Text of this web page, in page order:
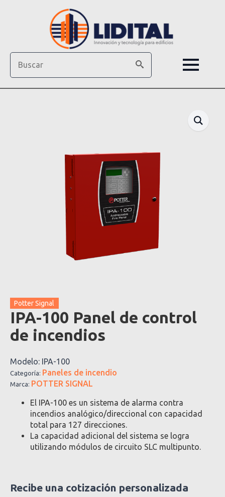
Potter Signal
IPA-100 Panel de control
de incendios
Modelo: IPA-100
Categoría: Paneles de incendio
Marca: POTTER SIGNAL
El IPA-100 es un sistema de alarma contra
incendios analógico/direccional con capacidad
total para 127 direcciones.
La capacidad adicional del sistema se logra
utilizando módulos de circuito SLC multipunto.
Recibe una cotización personalizada